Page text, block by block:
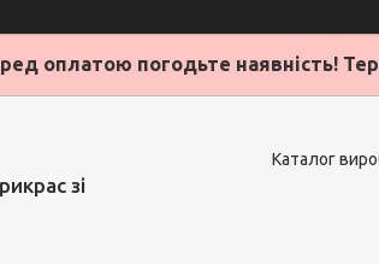
оплатою погодьте наявність!
зі
Каталог